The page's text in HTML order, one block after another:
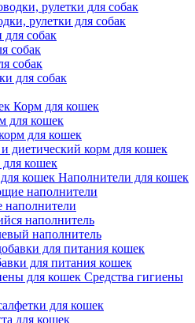
рулетки для собак
собак
собак
собак
для собак
Корм для кошек
для кошек
для кошек
диетический корм для кошек
для кошек
Наполнители для кошек
наполнители
наполнители
наполнитель
наполнитель
для питания кошек
Средства гигиены
для кошек
для кошек